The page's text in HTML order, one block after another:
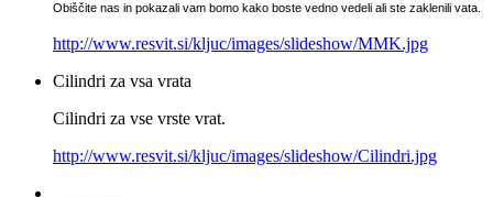
Obiščite nas in pokazali vam bomo kako boste vedno vedeli ali ste zaklenili vata.
http://www.resvit.si/kljuc/images/slideshow/MMK.jpg
Cilindri za vsa vrata
Cilindri za vse vrste vrat.
http://www.resvit.si/kljuc/images/slideshow/Cilindri.jpg